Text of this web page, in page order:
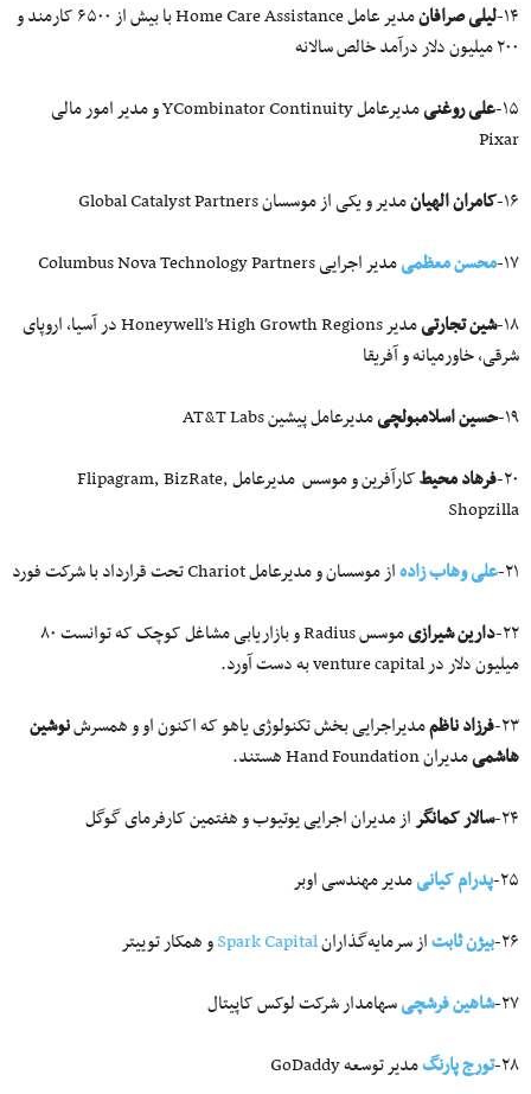
۱۴- لیلی صرافان
مدیر عامل Home Care Assistance با بیش از ۶۵۰۰ کارمند و
۲۰۰ میلیون دلار درآمد خالص سالانه
۱۵- علی روغنی
مدیرعامل YCombinator Continuity و مدیر امور مالی
Pixar
۱۶- کامران الهیانمدیر و یکی از موسسان Global Catalyst Partners
۱۷- محسن معظمیمدیر اجرایی Columbus Nova Technology Partners
۱۸- شین تجارتی
مدیر Honeywell’s High Growth Regions در آسیا، اروپای
شرقی، خاورمیانه و آفریقا
۱۹- حسین اسلامبولچیمدیرعامل پیشین AT&T Labs
۲۰- فرهاد محیط
کارآفرین و موسس مدیرعامل Flipagram, BizRate,
Shopzilla
۲۱- علی وهاب زادهاز موسسان و مدیرعامل Chariot تحت قرارداد با شرکت فورد
۲۲- دارین شیرازی
موسس Radius و بازاریابی مشاغل کوچک که توانست ۸۰
میلیون دلار در venture capital به دست آورد.
۲۳- فرزاد ناظممدیراجرایی بخش تکنولوژی یاهو که اکنون او و همسرشنوشین
هاشمیمدیران Hand Foundation هستند.
۲۴- سالار کمانگراز مدیران اجرایی یوتیوب و هفتمین کارفرمای گوگل
۲۵- پدرام کیانیمدیر مهندسی اوبر
۲۶- بیژن ثابتاز سرمایه‌گذارانSpark Capitalو همکار توییتر
۲۷- شاهین فرشچیسهامدار شرکت لوکس کاپیتال
۲۸- تورج پارنگمدیر توسعه GoDaddy